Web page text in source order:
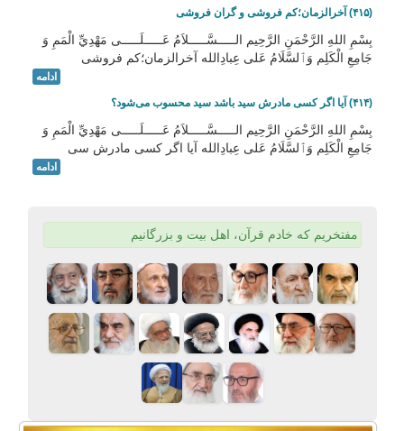
بِسْمِ اللهِ الرَّحْمَنِ الرَّحِيم الـــــسَّـــــلاَمُ عَـــــلَـــــى مَهْدِيِّ الْمَمِ وَ
جَامِعِ الْكَلِم وَٱلسَّلَامُ عَلی عِبادِالله آخرالزمان؛کم فروشی
ادامه
بِسْمِ اللهِ الرَّحْمَنِ الرَّحِيم الـــــسَّـــــلاَمُ عَـــــلَـــــى مَهْدِيِّ الْمَمِ وَ
جَامِعِ الْكَلِم وَٱلسَّلَامُ عَلی عِبادِالله آیا اگر کسی مادرش سی
ادامه
مفتخریم که خادم قرآن، اهل بیت و بزرگانیم